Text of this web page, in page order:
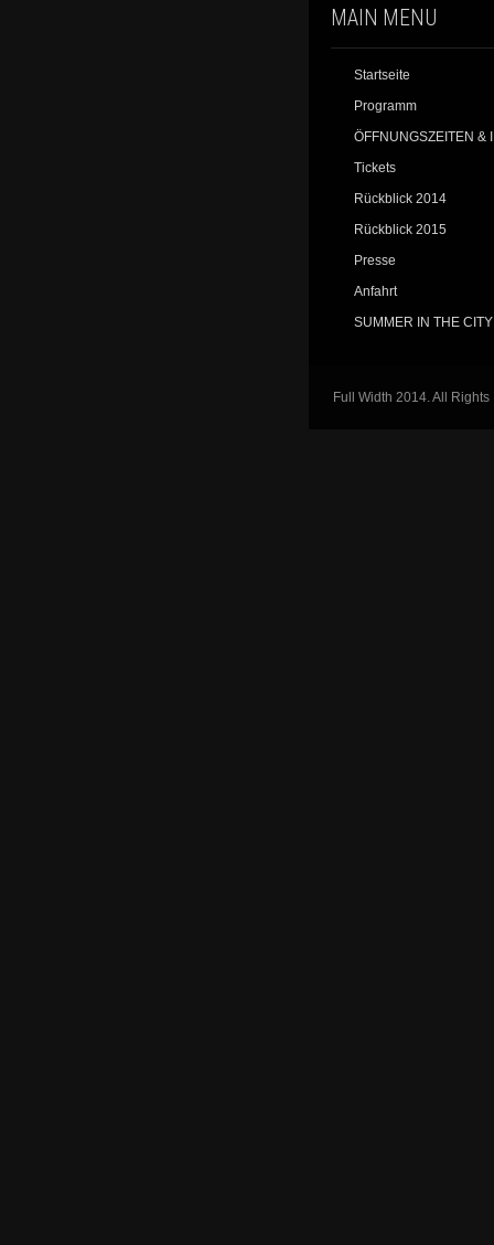
MAIN MENU
Startseite
Programm
ÖFFNUNGSZEITEN &
Tickets
Rückblick 2014
Rückblick 2015
Presse
Anfahrt
SUMMER IN THE CITY
Full Width 2014. All Rights